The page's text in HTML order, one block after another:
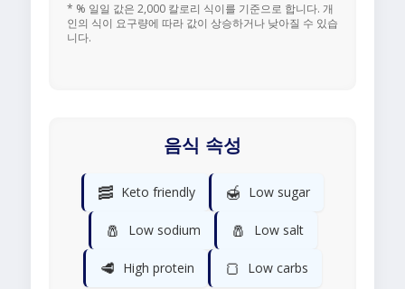
* % 일일 값은 2,000 칼로리 식이를 기준으로 합니다. 개
인의 식이 요구량에 따라 값이 상승하거나 낮아질 수 있습
니다.
음식 속성
🥓 Keto friendly 🍯 Low sugar
🧂 Low sodium 🧂 Low salt
🥩 High protein 🍞 Low carbs